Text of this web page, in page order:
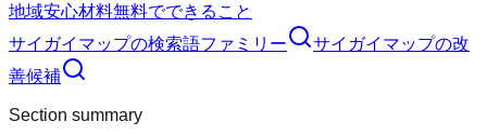
地域安心材料無料でできること
サイガイマップの検索語ファミリー サイガイマップの改
善候補
Section summary